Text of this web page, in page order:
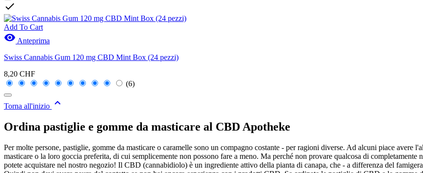

Add To Cart
 Anteprima
Swiss Cannabis Gum 120 mg CBD Mint Box (24 pezzi)
8,20 CHF
(6)
Torna all'inizio 
Ordina pastiglie e gomme da masticare al CBD Apotheke
Per molte persone, pastiglie, gomme da masticare o caramelle sono un compagno costante - per ragioni diverse. Ad alcuni piace avere
masticare o la loro goccia preferita, di cui semplicemente non possono fare a meno. Ma perché non provare qualcosa di
potete acquistare nel nostro negozio! Il CBD (cannabidiolo) è un ingrediente attivo della pianta di canapa, che - a differenza del